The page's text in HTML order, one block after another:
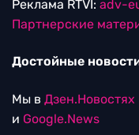
Реклама RTVI: adv-
Партнерские
Достойные
Мы в Дзен.Новостях
и Google.News